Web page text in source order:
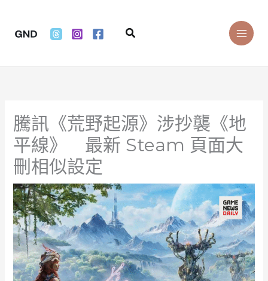
content
Search
騰訊《荒野起源》涉抄襲《地
平線》 最新 Steam 頁面大
刪相似設定